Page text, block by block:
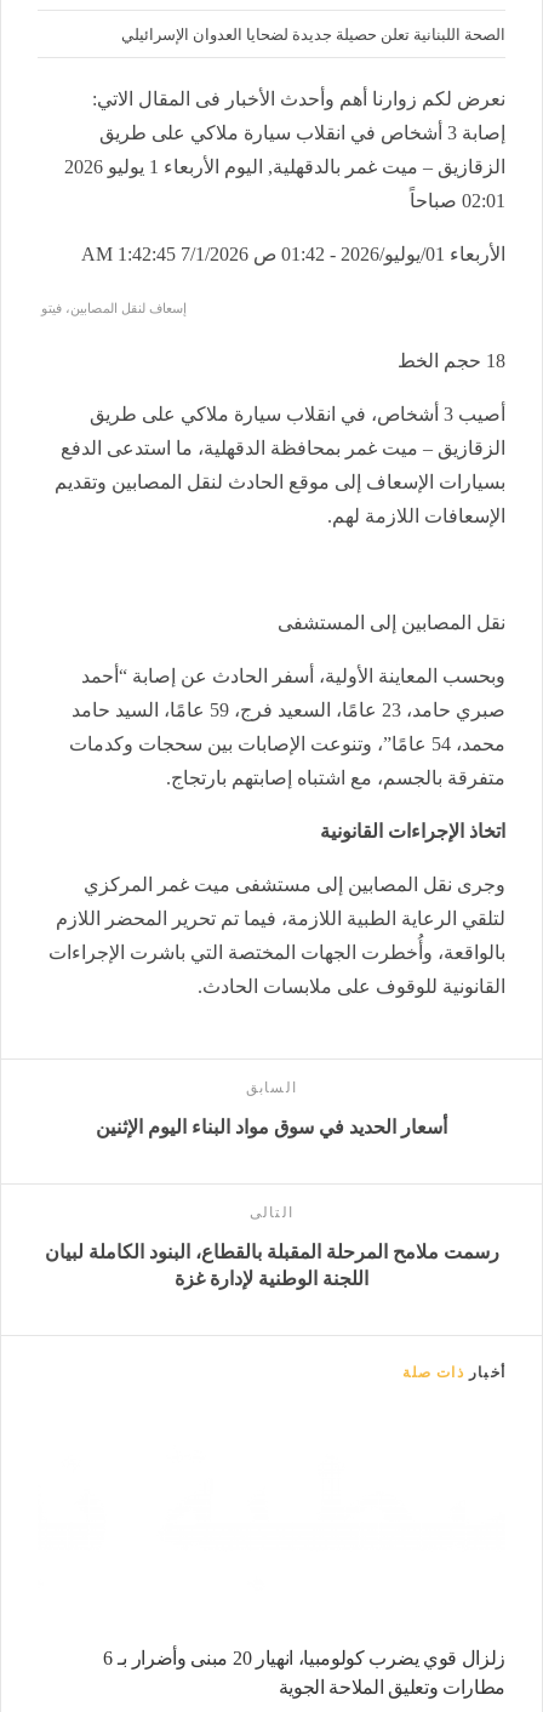
الصحة اللبنانية تعلن حصيلة جديدة لضحايا العدوان الإسرائيلي
نعرض لكم زوارنا أهم وأحدث الأخبار فى المقال الاتي:
إصابة 3 أشخاص في انقلاب سيارة ملاكي على طريق
الزقازيق – ميت غمر بالدقهلية, اليوم الأربعاء 1 يوليو 2026
02:01 صباحاً
الأربعاء 01/يوليو/2026 - 01:42 ص 7/1/2026 1:42:45 AM
إسعاف لنقل المصابين، فيتو
18 حجم الخط
أصيب 3 أشخاص، في انقلاب سيارة ملاكي على طريق
الزقازيق – ميت غمر بمحافظة الدقهلية، ما استدعى الدفع
بسيارات الإسعاف إلى موقع الحادث لنقل المصابين وتقديم
الإسعافات اللازمة لهم.
نقل المصابين إلى المستشفى
وبحسب المعاينة الأولية، أسفر الحادث عن إصابة “أحمد
صبري حامد، 23 عامًا، السعيد فرج، 59 عامًا، السيد حامد
محمد، 54 عامًا”، وتنوعت الإصابات بين سحجات وكدمات
متفرقة بالجسم، مع اشتباه إصابتهم بارتجاج.
اتخاذ الإجراءات القانونية
وجرى نقل المصابين إلى مستشفى ميت غمر المركزي
لتلقي الرعاية الطبية اللازمة، فيما تم تحرير المحضر اللازم
بالواقعة، وأُخطرت الجهات المختصة التي باشرت الإجراءات
القانونية للوقوف على ملابسات الحادث.
السابق
أسعار الحديد في سوق مواد البناء اليوم الإثنين
التالى
رسمت ملامح المرحلة المقبلة بالقطاع، البنود الكاملة لبيان
اللجنة الوطنية لإدارة غزة
أخبار ذات صلة
زلزال قوي يضرب كولومبيا، انهيار 20 مبنى وأضرار بـ 6
مطارات وتعليق الملاحة الجوية